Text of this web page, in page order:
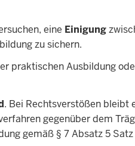
eine Einigung
zu sichern.
praktischen Ausbildung
. Bei Rechtsverstößen bleibt
gegenüber dem
gemäß § 7 Absatz 5 Satz